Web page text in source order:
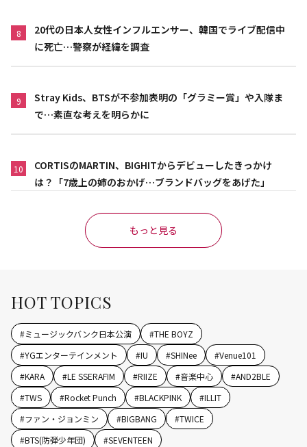
8
20代の日本人女性インフルエンサー、韓国でライブ配信中
に死亡…警察が経緯を調査
9
Stray Kids、BTSが不参加表明の「グラミー賞」や入隊ま
で…素直な考えを明らかに
10
CORTISのMARTIN、BIGHITからデビューしたきっかけ
は？「7歳上の姉のおかげ…ブランドバッグをあげた」
もっと見る
HOT TOPICS
#ミュージックバンク日本公演 #THE BOYZ
#YGエンターテインメント #IU #SHINee #Venue101
#KARA #LE SSERAFIM #RIIZE #音楽中心 #AND2BLE
#TWS #Rocket Punch #BLACKPINK #ILLIT
#ファン・ジョンミン #BIGBANG #TWICE
#BTS(防弾少年団) #SEVENTEEN